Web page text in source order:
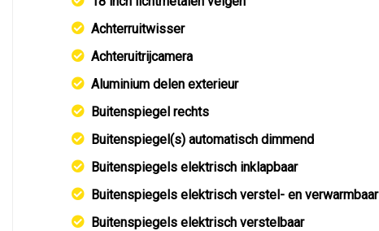
Achterruitwisser
Achteruitrijcamera
Aluminium delen exterieur
Buitenspiegel rechts
Buitenspiegel(s) automatisch dimmend
Buitenspiegels elektrisch inklapbaar
Buitenspiegels elektrisch verstel- en verwarmbaar
Buitenspiegels elektrisch verstelbaar